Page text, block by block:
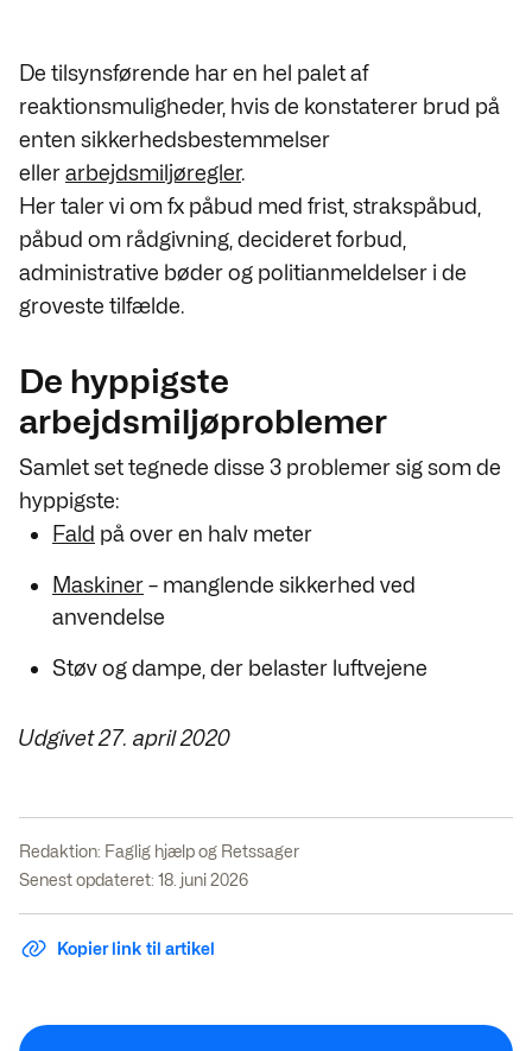
De tilsynsførende har en hel palet af
reaktionsmuligheder, hvis de konstaterer brud på
enten sikkerhedsbestemmelser
ellerarbejdsmiljøregler.
Her taler vi om fx påbud med frist, strakspåbud,
påbud om rådgivning, decideret forbud,
administrative bøder og politianmeldelser i de
groveste tilfælde.
De hyppigste
arbejdsmiljøproblemer
Samlet set tegnede disse 3 problemer sig som de
hyppigste:
Fald på over en halv meter
Maskiner– manglende sikkerhed ved
anvendelse
Støv og dampe, der belaster luftvejene
Udgivet 27. april 2020
Redaktion: Faglig hjælp og Retssager
Senest opdateret: 18. juni 2026
Kopier link til artikel